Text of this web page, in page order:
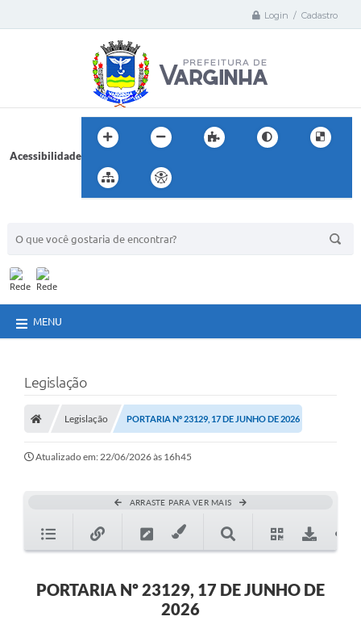
Login / Cadastro
Acessibilidade
MENU
Legislação
Legislação PORTARIA Nº 23129, 17 DE JUNHO DE 2026
Atualizado em: 22/06/2026 às 16h45
ARRASTE PARA VER MAIS
PORTARIA Nº 23129, 17 DE JUNHO DE
2026